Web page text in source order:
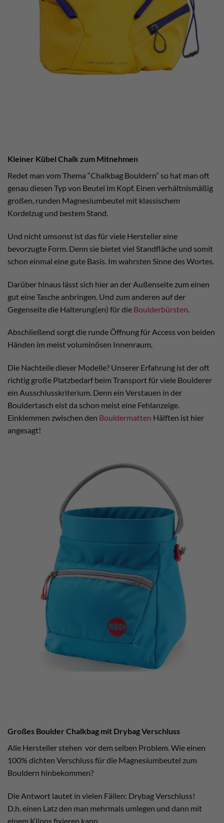
Kleiner Kübel Chalk zum Mitnehmen
Redet man vom Thema “Chalkbag Bouldern” so hat man oft
genau diesen Typ von Beutel im Kopf. Einen verhältnismäßig
großen, runden Magnesiumbeutel mit klassischem
Kordelzug und bestem Stand.
Und nicht umsonst ist das für viele Hersteller eine
bevorzugte Form. Denn sie bietet viel Standfläche und somit
schon einmal eine gute Basis. Im wahrsten Sinne des Wortes.
Darüber hinaus lässt sich hier an der Außenseite zum einen
gut eine Tasche anbringen. Und zum anderen auf der
Gegenseite die Halterung(en) für die Boulderbürsten
Abschließend sorgt die runde Öffnung für Access von beiden
Händen im meist voluminösen Innenraum.
Die Nachteile dieser Modelle? Unserer Erfahrung ist der oft
richtig große Platzbedarf beim Transport für viele Boulderer
ein Ausschlusskriterium. Denn ein Verstauen in der
Bouldertasch eist da schon meist eine Fehlanzeige.
Einklemmen zwischen den Bouldermatten Hälften ist hier
angesagt!
Großes Boulder Chalkbag mit Drybag Verschluss
Alle Hersteller stehen vor dem selben Problem. Wie einen
100% dichten Verschluss für die Magnesiumbeutel zum
Bouldern hinbekommen?
Die Antwort lautet in vielen Fällen: Drybag Verschluss!
D.h. einen Latz den man mehrmals umlegen und dann mit
einem Klipps fixieren kann.